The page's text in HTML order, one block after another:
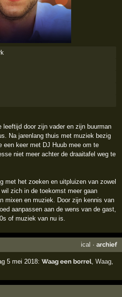
leeftijd door zijn vader en zijn buurman
Na jarenlang thuis met muziek bezig
keer met DJ Huub mee om te
niet meer achter de draaitafel weg te
met het zoeken en uitpluizen van zowel
zich in de toekomst meer gaan
mixen en muziek. Door zijn kennis van
aanpassen aan de wens van de gast,
of muziek van nu is.
ical · archief
5 mei 2018:Waag een borrel ,Waag